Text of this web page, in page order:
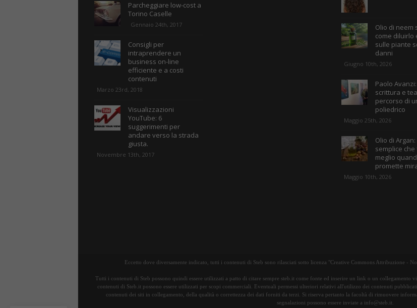
Parcheggiare low-cost a
Torino Caselle
Gennaio 24th, 2017
Consigli per
intraprendere un
business on-line
efficiente e a costi
contenuti
Marzo 23rd, 2018
Visualizzazioni
YouTube: 6
suggerimenti per
andare verso la strada
giusta.
Novembre 13th, 2017
Olio di neem
come diluirlo
sulle piante
danni
Giugno 10th, 2026
Paolo
scrittura e
percorso di
poliedrico
Maggio 25th, 2026
Olio di
semplice
meglio
promette
Maggio 10th, 2026
Eccetto dove diversamente indicato, tutti i contenuti di Steb sono rilasciati sotto licenza "Creative Commons Attribuzione -
Tutti i contenuti di Steb possono quindi essere utilizzati a patto di citare sempre steb.it come fonte ed inserire un link o un collegamento
contenuti di Steb.it possono essere utilizzati per scopi commerciali. Eventuali permessi ulteriori relativi all'utilizzo dei contenuti
contenuti dei siti in collegamento, della qualità o correttezza dei dati forniti da terzi. Si riserva pertanto la facoltà di rimuovere
segnalazioni possono essere inviate a info@steb.it.